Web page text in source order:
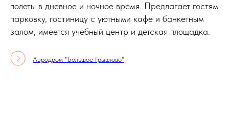
полеты в дневное и ночное время. Предлагает гостям
парковку, гостиницу с уютными кафе и банкетным
залом, имеется учебный центр и детская площадка.
Аэродром "Большое Грызлово"